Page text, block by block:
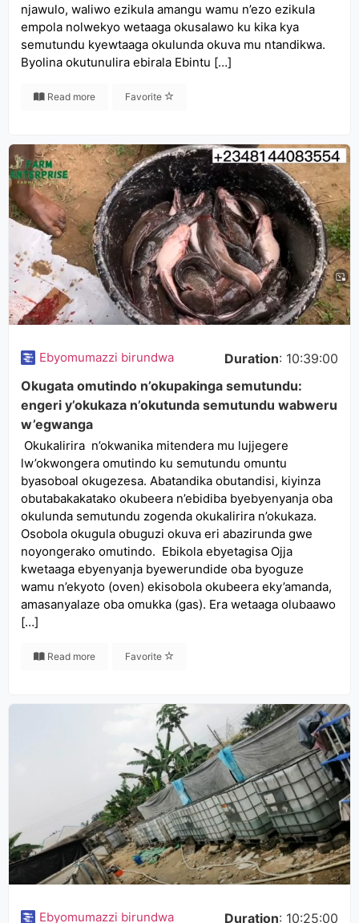
njawulo, waliwo ezikula amangu wamu n’ezo ezikula
empola nolwekyo wetaaga okusalawo ku kika kya
semutundu kyewtaaga okulunda okuva mu ntandikwa.
Byolina okutunulira ebirala Ebintu […]
Read more Favorite
Ebyomumazzi birundwa Duration: 10:39:00
Okugata omutindo n’okupakinga semutundu:
engeri y’okukaza n’okutunda semutundu wabweru
w’egwanga
Okukalirira n’okwanika mitendera mu lujjegere
lw’okwongera omutindo ku semutundu omuntu
byasoboal okugezesa. Abatandika obutandisi, kiyinza
obutabakakatako okubeera n’ebidiba byebyenyanja oba
okulunda semutundu zogenda okukalirira n’okukaza.
Osobola okugula obuguzi okuva eri abazirunda gwe
noyongerako omutindo. Ebikola ebyetagisa Ojja
kwetaaga ebyenyanja byewerundide oba byoguze
wamu n’ekyoto (oven) ekisobola okubeera eky’amanda,
amasanyalaze oba omukka (gas). Era wetaaga olubaawo
[…]
Read more Favorite
Ebyomumazzi birundwa Duration: 10:25:00